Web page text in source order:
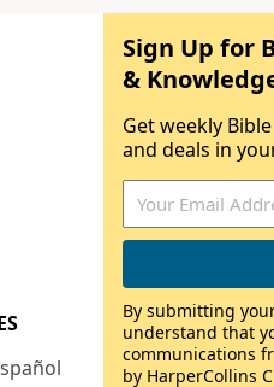
Sign Up for
&
Get weekly
and deals in
By submitting
understand that
communications
by HarperCollins